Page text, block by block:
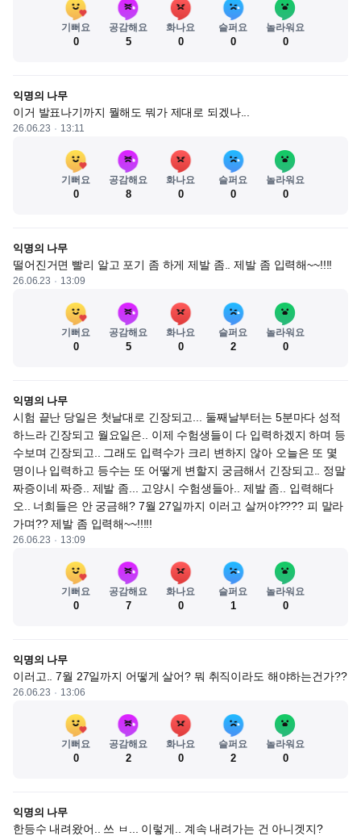
기뻐요
0
공감해요
5
화나요
0
슬퍼요
0
놀라워요
0
익명의 나무
이거 발표나기까지 뭘해도 뭐가 제대로 되겠나...
26.06.23 13:11
기뻐요
0
공감해요
8
화나요
0
슬퍼요
0
놀라워요
0
익명의 나무
떨어진거면 빨리 알고 포기 좀 하게 제발 좀.. 제발 좀 입력해~~!!!!
26.06.23 13:09
기뻐요
0
공감해요
5
화나요
0
슬퍼요
2
놀라워요
0
익명의 나무
시험 끝난 당일은 첫날대로 긴장되고... 둘째날부터는 5분마다 성적
하느라 긴장되고 월요일은.. 이제 수험생들이 다 입력하겠지 하며 등
수보며 긴장되고.. 그래도 입력수가 크리 변하지 않아 오늘은 또 몇
명이나 입력하고 등수는 또 어떻게 변할지 궁금해서 긴장되고.. 정말
짜증이네 짜증.. 제발 좀... 고양시 수험생들아.. 제발 좀.. 입력해다
오.. 너희들은 안 궁금해? 7월 27일까지 이러고 살꺼야???? 피 말라
가며?? 제발 좀 입력해~~!!!!!
26.06.23 13:09
기뻐요
0
공감해요
7
화나요
0
슬퍼요
1
놀라워요
0
익명의 나무
이러고.. 7월 27일까지 어떻게 살어? 뭐 취직이라도 해야하는건가??
26.06.23 13:06
기뻐요
0
공감해요
2
화나요
0
슬퍼요
2
놀라워요
0
익명의 나무
한등수 내려왔어.. 쓰 ㅂ... 이렇게.. 계속 내려가는 건 아니겟지?